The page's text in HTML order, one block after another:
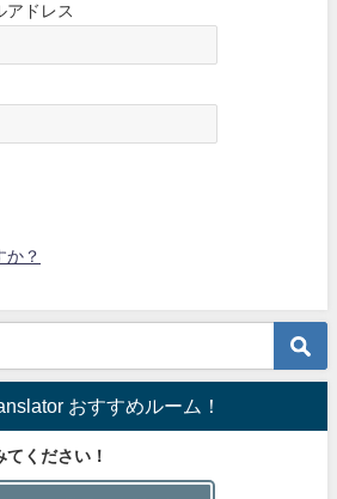
アドレス
か？
おすすめルーム！
ください！